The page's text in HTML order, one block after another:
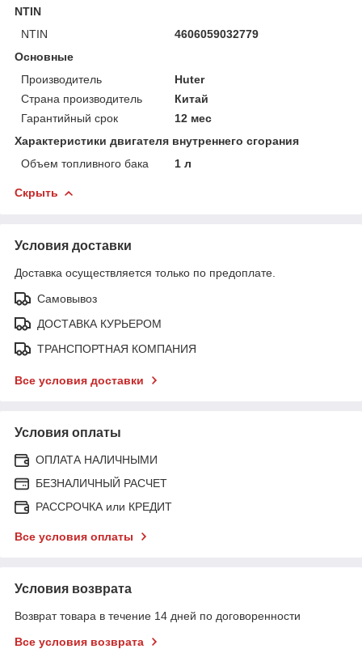
NTIN
NTIN
4606059032779
Основные
Производитель
Huter
Страна производитель
Китай
Гарантийный срок
12 мес
Характеристики двигателя внутреннего сгорания
Объем топливного бака
1 л
Скрыть
Условия доставки
Доставка осуществляется только по предоплате.
Самовывоз
ДОСТАВКА КУРЬЕРОМ
ТРАНСПОРТНАЯ КОМПАНИЯ
Все условия доставки
Условия оплаты
ОПЛАТА НАЛИЧНЫМИ
БЕЗНАЛИЧНЫЙ РАСЧЕТ
РАССРОЧКА или КРЕДИТ
Все условия оплаты
Условия возврата
Возврат товара в течение 14 дней по договоренности
Все условия возврата